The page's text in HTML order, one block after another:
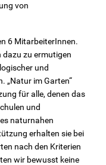
von
6 MitarbeiterInnen.
dazu zu ermutigen
und
„Natur im Garten“
für alle, denen das
und
naturnahen
erhalten sie bei
nach den Kriterien
wir bewusst keine